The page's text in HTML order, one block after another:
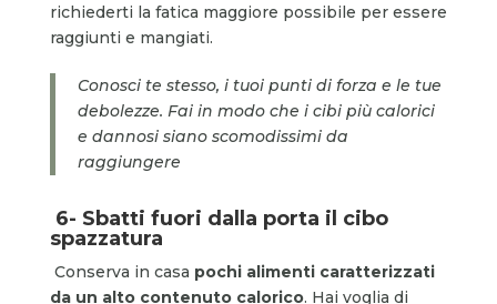
richiederti la fatica maggiore possibile per essere
raggiunti e mangiati.
Conosci te stesso, i tuoi punti di forza e le tue
debolezze. Fai in modo che i cibi più calorici
e dannosi siano scomodissimi da
raggiungere
6- Sbatti fuori dalla porta il cibo
spazzatura
Conserva in casa pochi alimenti caratterizzati
da un alto contenuto calorico. Hai voglia di